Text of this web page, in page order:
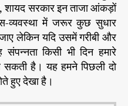
सरकार इन ताजा आंकड़ों
व्यवस्था में जरूर कुछ सुधार
लेकिन यदि उसमें गरीबी और
किसी भी दिन हमारे
है। यह हमने पिछली दो
हुए देखा है।